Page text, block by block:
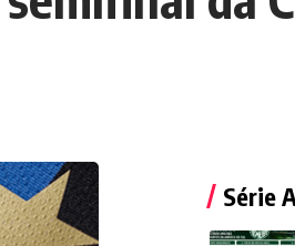
Série